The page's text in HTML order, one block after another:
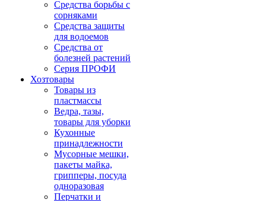
Средства борьбы с
сорняками
Средства защиты
для водоемов
Средства от
болезней растений
Серия ПРОФИ
Хозтовары
Товары из
пластмассы
Ведра, тазы,
товары для уборки
Кухонные
принадлежности
Мусорные мешки,
пакеты майка,
грипперы, посуда
одноразовая
Перчатки и